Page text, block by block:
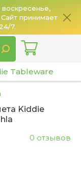
воскресенье,
принимает
7.
Tableware
Kiddie
0 отзывов